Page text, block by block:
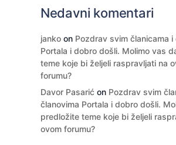
Nedavni komentari
jankoon Pozdrav svim članicama i
Portala i dobro došli. Molimo vas
teme koje bi željeli raspravljati na
forumu?
Davor Pasarićon Pozdrav svim
članovima Portala i dobro došli.
predložite teme koje bi željeli
ovom forumu?